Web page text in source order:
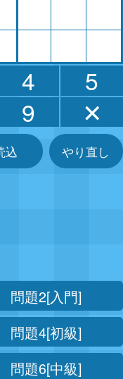
4
5
9 ✕
込 やり直し
問題2[入門]
問題4[初級]
問題6[中級]